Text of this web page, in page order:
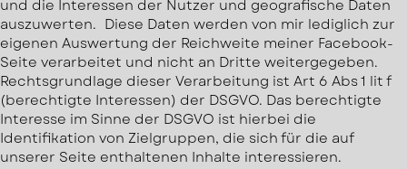
und die Interessen der Nutzer und geografische Daten
auszuwerten. Diese Daten werden von mir lediglich zur
eigenen Auswertung der Reichweite meiner Facebook-
Seite verarbeitet und nicht an Dritte weitergegeben.
Rechtsgrundlage dieser Verarbeitung ist Art 6 Abs 1 lit f
(berechtigte Interessen) der DSGVO. Das berechtigte
Interesse im Sinne der DSGVO ist hierbei die
Identifikation von Zielgruppen, die sich für die auf
unserer Seite enthaltenen Inhalte interessieren.